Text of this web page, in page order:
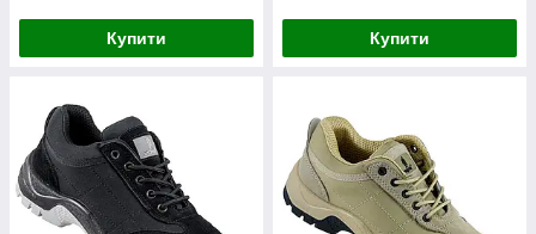
Купити Купити